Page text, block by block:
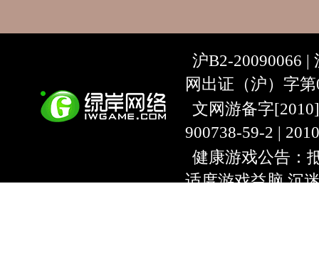
沪B2-20090066 |
网出证（沪）字
文网游备字
900738-59-2 |
健康游戏公告：
适度游戏益脑 沉